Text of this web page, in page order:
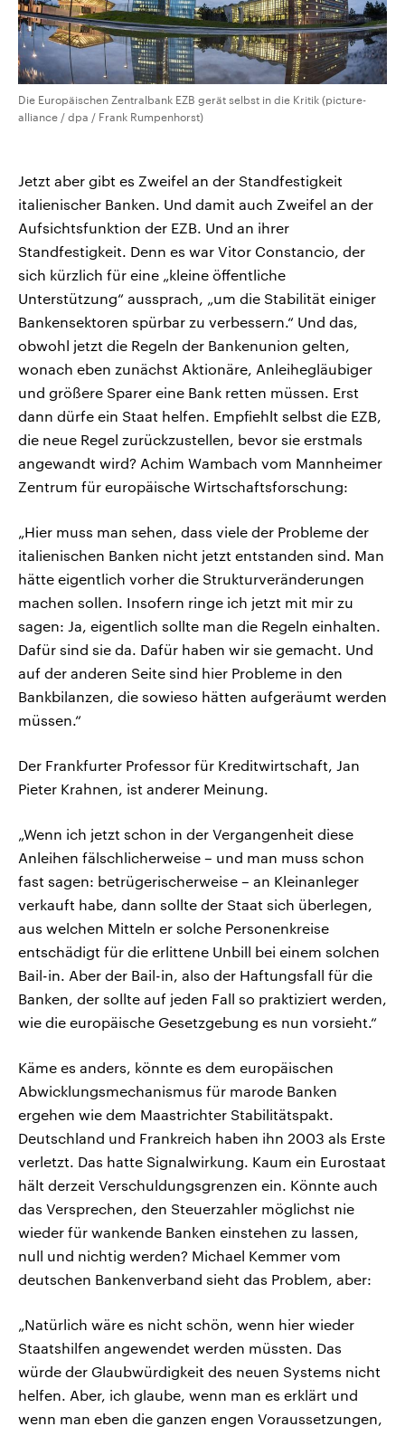
Die Europäischen Zentralbank EZB gerät selbst in die Kritik (picture-
alliance / dpa / Frank Rumpenhorst)
Jetzt aber gibt es Zweifel an der Standfestigkeit
italienischer Banken. Und damit auch Zweifel an der
Aufsichtsfunktion der EZB. Und an ihrer
Standfestigkeit. Denn es war Vitor Constancio, der
sich kürzlich für eine „kleine öffentliche
Unterstützung“ aussprach, „um die Stabilität einiger
Bankensektoren spürbar zu verbessern.“ Und das,
obwohl jetzt die Regeln der Bankenunion gelten,
wonach eben zunächst Aktionäre, Anleihegläubiger
und größere Sparer eine Bank retten müssen. Erst
dann dürfe ein Staat helfen. Empfiehlt selbst die EZB,
die neue Regel zurückzustellen, bevor sie erstmals
angewandt wird? Achim Wambach vom Mannheimer
Zentrum für europäische Wirtschaftsforschung:
„Hier muss man sehen, dass viele der Probleme der
italienischen Banken nicht jetzt entstanden sind. Man
hätte eigentlich vorher die Strukturveränderungen
machen sollen. Insofern ringe ich jetzt mit mir zu
sagen: Ja, eigentlich sollte man die Regeln einhalten.
Dafür sind sie da. Dafür haben wir sie gemacht. Und
auf der anderen Seite sind hier Probleme in den
Bankbilanzen, die sowieso hätten aufgeräumt werden
müssen.“
Der Frankfurter Professor für Kreditwirtschaft, Jan
Pieter Krahnen, ist anderer Meinung.
„Wenn ich jetzt schon in der Vergangenheit diese
Anleihen fälschlicherweise – und man muss schon
fast sagen: betrügerischerweise – an Kleinanleger
verkauft habe, dann sollte der Staat sich überlegen,
aus welchen Mitteln er solche Personenkreise
entschädigt für die erlittene Unbill bei einem solchen
Bail-in. Aber der Bail-in, also der Haftungsfall für die
Banken, der sollte auf jeden Fall so praktiziert werden,
wie die europäische Gesetzgebung es nun vorsieht.“
Käme es anders, könnte es dem europäischen
Abwicklungsmechanismus für marode Banken
ergehen wie dem Maastrichter Stabilitätspakt.
Deutschland und Frankreich haben ihn 2003 als Erste
verletzt. Das hatte Signalwirkung. Kaum ein Eurostaat
hält derzeit Verschuldungsgrenzen ein. Könnte auch
das Versprechen, den Steuerzahler möglichst nie
wieder für wankende Banken einstehen zu lassen,
null und nichtig werden? Michael Kemmer vom
deutschen Bankenverband sieht das Problem, aber:
„Natürlich wäre es nicht schön, wenn hier wieder
Staatshilfen angewendet werden müssten. Das
würde der Glaubwürdigkeit des neuen Systems nicht
helfen. Aber, ich glaube, wenn man es erklärt und
wenn man eben die ganzen engen Voraussetzungen,